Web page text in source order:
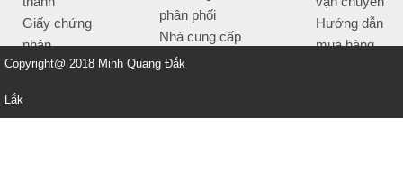
Giấy chứng
nhận
phân phối
Nhà cung cấp
Tiêu chí bán
Hướng dẫn
mua hàng
Copyright@ 2018 Minh Quang Đắk
Lắk